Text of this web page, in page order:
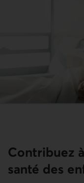
Contribuez
santé des